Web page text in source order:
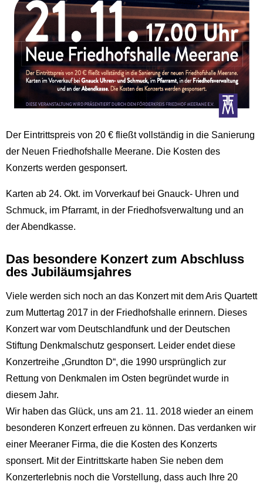
Der Eintrittspreis von 20 € fließt vollständig in die Sanierung
der Neuen Friedhofshalle Meerane. Die Kosten des
Konzerts werden gesponsert.
Karten ab 24. Okt. im Vorverkauf bei Gnauck- Uhren und
Schmuck, im Pfarramt, in der Friedhofsverwaltung und an
der Abendkasse.
Das besondere Konzert zum Abschluss
des Jubiläumsjahres
Viele werden sich noch an das Konzert mit dem Aris Quartett
zum Muttertag 2017 in der Friedhofshalle erinnern. Dieses
Konzert war vom Deutschlandfunk und der Deutschen
Stiftung Denkmalschutz gesponsert. Leider endet diese
Konzertreihe „Grundton D“, die 1990 ursprünglich zur
Rettung von Denkmalen im Osten begründet wurde in
diesem Jahr.
Wir haben das Glück, uns am 21. 11. 2018 wieder an einem
besonderen Konzert erfreuen zu können. Das verdanken wir
einer Meeraner Firma, die die Kosten des Konzerts
sponsert. Mit der Eintrittskarte haben Sie neben dem
Konzerterlebnis noch die Vorstellung, dass auch Ihre 20